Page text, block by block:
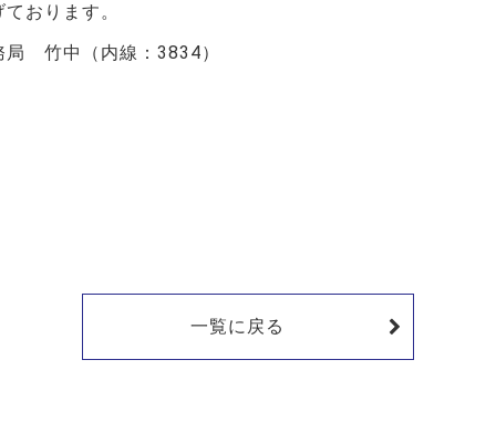
おります。
局 竹中（内線：3834）
一覧に戻る